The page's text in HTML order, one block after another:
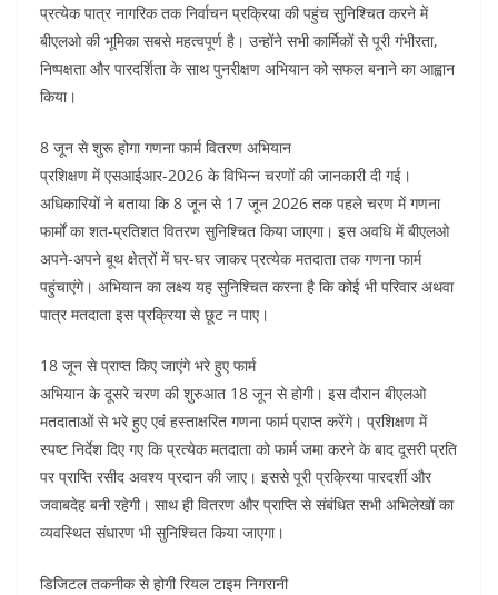
प्रत्येक पात्र नागरिक तक निर्वाचन प्रक्रिया की पहुंच सुनिश्चित करने में
बीएलओ की भूमिका सबसे महत्वपूर्ण है। उन्होंने सभी कार्मिकों से पूरी गंभीरता,
निष्पक्षता और पारदर्शिता के साथ पुनरीक्षण अभियान को सफल बनाने का आह्वान
किया।
8 जून से शुरू होगा गणना फार्म वितरण अभियान
प्रशिक्षण में एसआईआर-2026 के विभिन्न चरणों की जानकारी दी गई।
अधिकारियों ने बताया कि 8 जून से 17 जून 2026 तक पहले चरण में गणना
फार्मों का शत-प्रतिशत वितरण सुनिश्चित किया जाएगा। इस अवधि में बीएलओ
अपने-अपने बूथ क्षेत्रों में घर-घर जाकर प्रत्येक मतदाता तक गणना फार्म
पहुंचाएंगे। अभियान का लक्ष्य यह सुनिश्चित करना है कि कोई भी परिवार अथवा
पात्र मतदाता इस प्रक्रिया से छूट न पाए।
18 जून से प्राप्त किए जाएंगे भरे हुए फार्म
अभियान के दूसरे चरण की शुरुआत 18 जून से होगी। इस दौरान बीएलओ
मतदाताओं से भरे हुए एवं हस्ताक्षरित गणना फार्म प्राप्त करेंगे। प्रशिक्षण में
स्पष्ट निर्देश दिए गए कि प्रत्येक मतदाता को फार्म जमा करने के बाद दूसरी प्रति
पर प्राप्ति रसीद अवश्य प्रदान की जाए। इससे पूरी प्रक्रिया पारदर्शी और
जवाबदेह बनी रहेगी। साथ ही वितरण और प्राप्ति से संबंधित सभी अभिलेखों का
व्यवस्थित संधारण भी सुनिश्चित किया जाएगा।
डिजिटल तकनीक से होगी रियल टाइम निगरानी